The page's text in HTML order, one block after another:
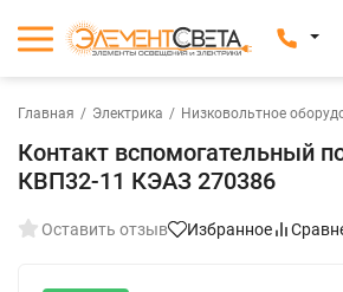
Главная / Электрика / Низковольтное
Контакт вспомогательный
КВП32-11 КЭАЗ 270386
Оставить отзыв Избранное